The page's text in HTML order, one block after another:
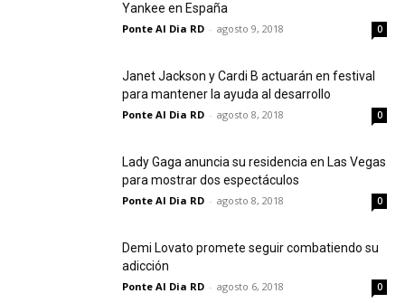
Yankee en España
Ponte Al Dia RD - agosto 9, 2018 0
Janet Jackson y Cardi B actuarán en festival
para mantener la ayuda al desarrollo
Ponte Al Dia RD - agosto 8, 2018 0
Lady Gaga anuncia su residencia en Las Vegas
para mostrar dos espectáculos
Ponte Al Dia RD - agosto 8, 2018 0
Demi Lovato promete seguir combatiendo su
adicción
Ponte Al Dia RD - agosto 6, 2018 0